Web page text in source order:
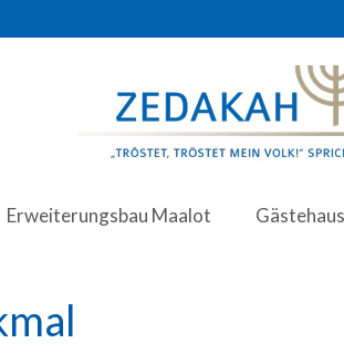
Erweiterungsbau Maalot